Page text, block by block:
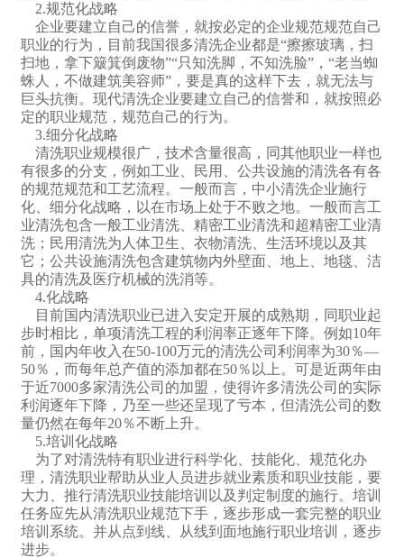
2.规范化战略
企业要建立自己的信誉，就按必定的企业规范规范自己
职业的行为，目前我国很多清洗企业都是“擦擦玻璃，扫
扫地，拿下簸箕倒废物”“只知洗脚，不知洗脸”，“老当蜘
蛛人，不做建筑美容师”，要是真的这样下去，就无法与
巨头抗衡。现代清洗企业要建立自己的信誉和，就按照必
定的职业规范，规范自己的行为。
3.细分化战略
清洗职业规模很广，技术含量很高，同其他职业一样也
有很多的分支，例如工业、民用、公共设施的清洗各有各
的规范规范和工艺流程。一般而言，中小清洗企业施行
化、细分化战略，以在市场上处于不败之地。一般而言工
业清洗包含一般工业清洗、精密工业清洗和超精密工业清
洗；民用清洗为人体卫生、衣物清洗、生活环境以及其
它；公共设施清洗包含建筑物内外壁面、地上、地毯、洁
具的清洗及医疗机械的洗消等。
4.化战略
目前国内清洗职业已进入安定开展的成熟期，同职业起
步时相比，单项清洗工程的利润率正逐年下降。例如10年
前，国内年收入在50-100万元的清洗公司利润率为30％—
50％，而每年总产值的添加都在50％以上。可是近两年由
于近7000多家清洗公司的加盟，使得许多清洗公司的实际
利润逐年下降，乃至一些还呈现了亏本，但清洗公司的数
量仍然在每年20％不断上升。
5.培训化战略
为了对清洗特有职业进行科学化、技能化、规范化办
理，清洗职业帮助从业人员进步就业素质和职业技能，要
大力、推行清洗职业技能培训以及判定制度的施行。培训
任务应先从清洗职业规范下手，逐步形成一套完整的职业
培训系统。并从点到线、从线到面地施行职业培训，逐步
进步。